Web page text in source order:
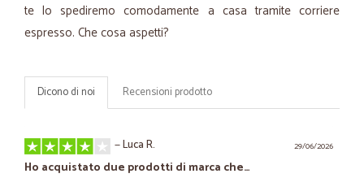
te lo spediremo comodamente a casa tramite corriere
espresso. Che cosa aspetti?
Dicono di noi Recensioni prodotto
29/06/2026
—Luca R.
Ho acquistato due prodotti di marca che…